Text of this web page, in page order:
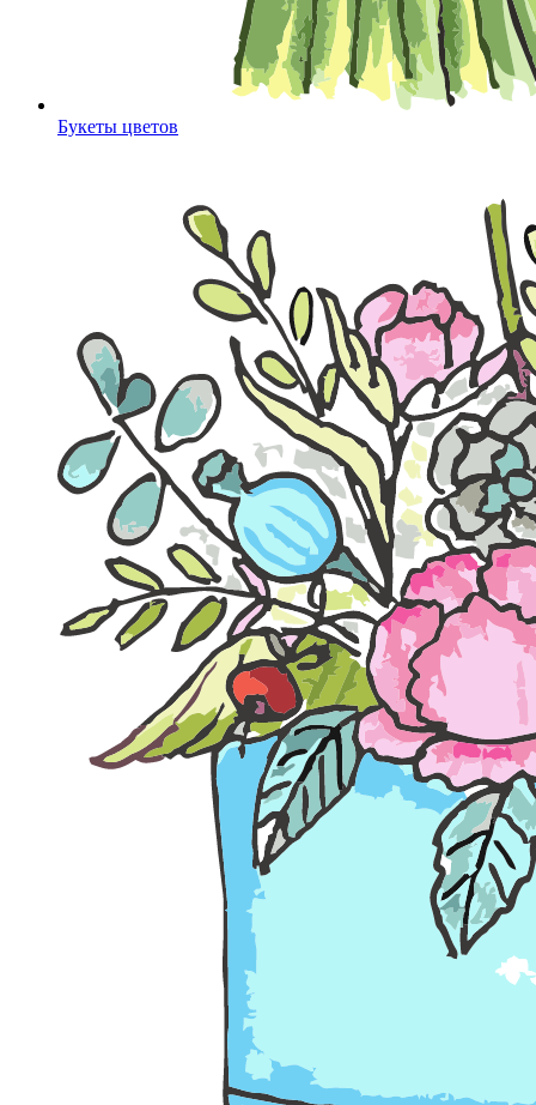
Букеты цветов